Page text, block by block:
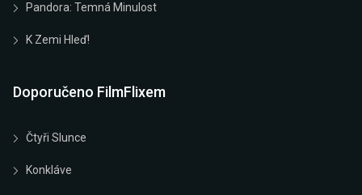
Pandora: Temná Minulost
K Zemi Hleď!
Doporučeno FilmFlixem
Čtyři Slunce
Konkláve